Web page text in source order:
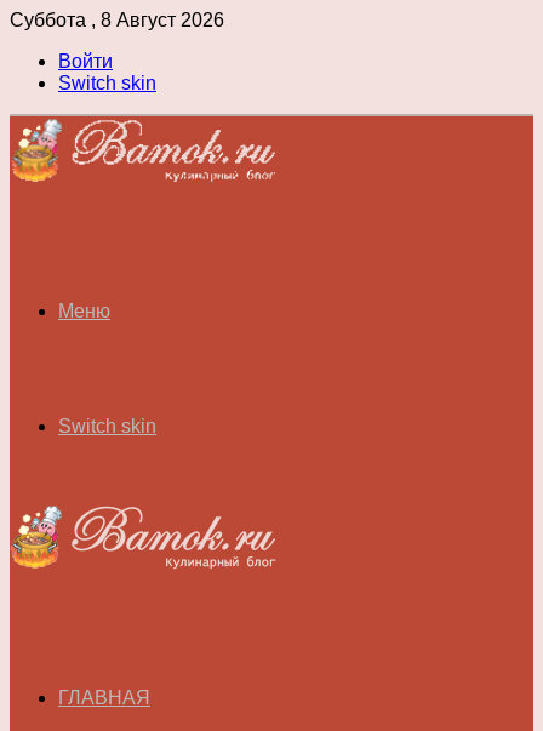
Суббота , 8 Август 2026
Войти
Switch skin
Меню
Switch skin
ГЛАВНАЯ